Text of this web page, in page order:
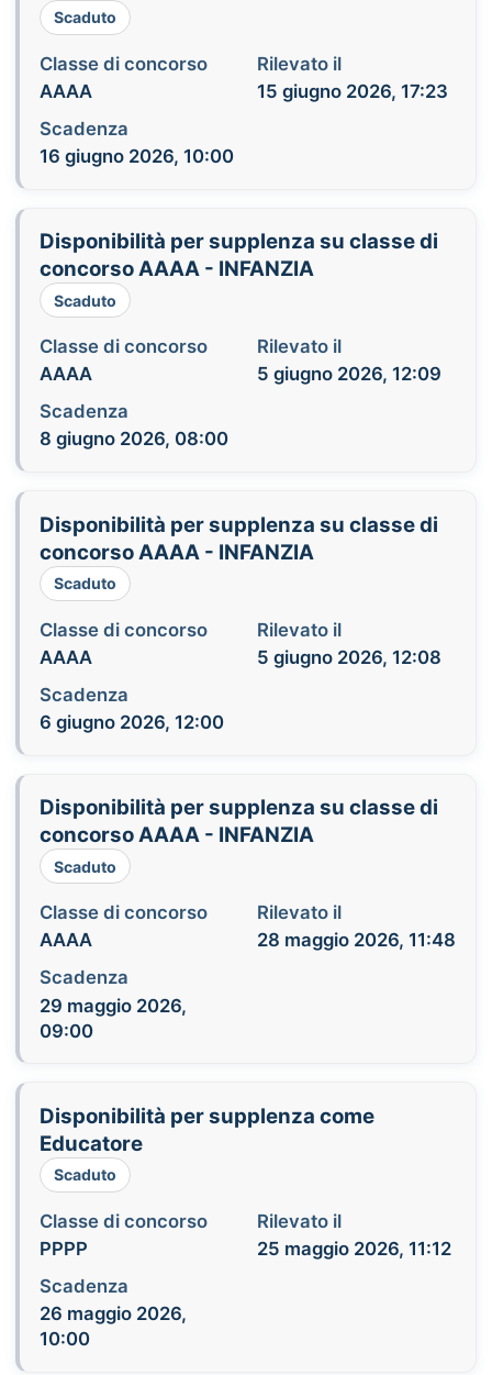
Scaduto
Classe di concorso
AAAA
Rilevato il
15 giugno 2026, 17:23
Scadenza
16 giugno 2026, 10:00
Disponibilità per supplenza su classe di
concorso AAAA - INFANZIA
Scaduto
Classe di concorso
AAAA
Rilevato il
5 giugno 2026, 12:09
Scadenza
8 giugno 2026, 08:00
Disponibilità per supplenza su classe di
concorso AAAA - INFANZIA
Scaduto
Classe di concorso
AAAA
Rilevato il
5 giugno 2026, 12:08
Scadenza
6 giugno 2026, 12:00
Disponibilità per supplenza su classe di
concorso AAAA - INFANZIA
Scaduto
Classe di concorso
AAAA
Rilevato il
28 maggio 2026, 11:48
Scadenza
29 maggio 2026,
09:00
Disponibilità per supplenza come
Educatore
Scaduto
Classe di concorso
PPPP
Rilevato il
25 maggio 2026, 11:12
Scadenza
26 maggio 2026,
10:00